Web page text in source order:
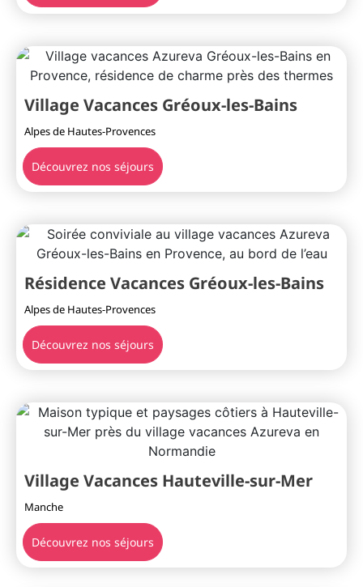
Village Vacances Gréoux-les-Bains
Alpes de Hautes-Provences
Découvrez nos séjours
Résidence Vacances Gréoux-les-Bains
Alpes de Hautes-Provences
Découvrez nos séjours
Village Vacances Hauteville-sur-Mer
Manche
Découvrez nos séjours